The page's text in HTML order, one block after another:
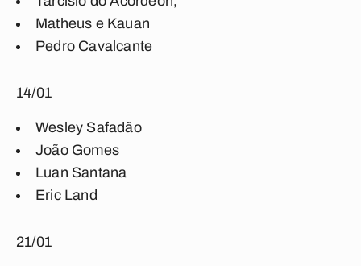
Matheus e Kauan
Pedro Cavalcante
14/01
Wesley Safadão
João Gomes
Luan Santana
Eric Land
21/01